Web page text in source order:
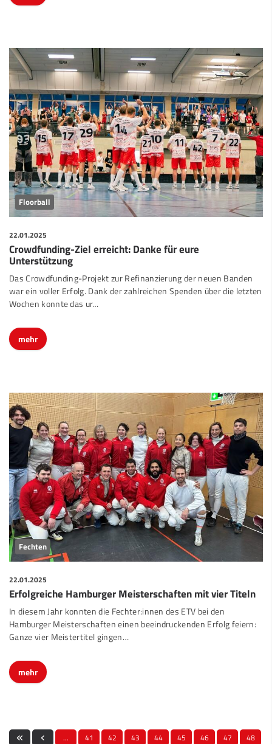
Floorball
22.01.2025
Crowdfunding-Ziel erreicht: Danke für eure
Unterstützung
Das Crowdfunding-Projekt zur Refinanzierung der neuen Banden
war ein voller Erfolg. Dank der zahlreichen Spenden über die letzten
Wochen konnte das ur…
mehr
Fechten
22.01.2025
Erfolgreiche Hamburger Meisterschaften mit vier Titeln
In diesem Jahr konnten die Fechter:innen des ETV bei den
Hamburger Meisterschaften einen beeindruckenden Erfolg feiern:
Ganze vier Meistertitel gingen…
mehr
… 41 42 43 44 45 46 47
48